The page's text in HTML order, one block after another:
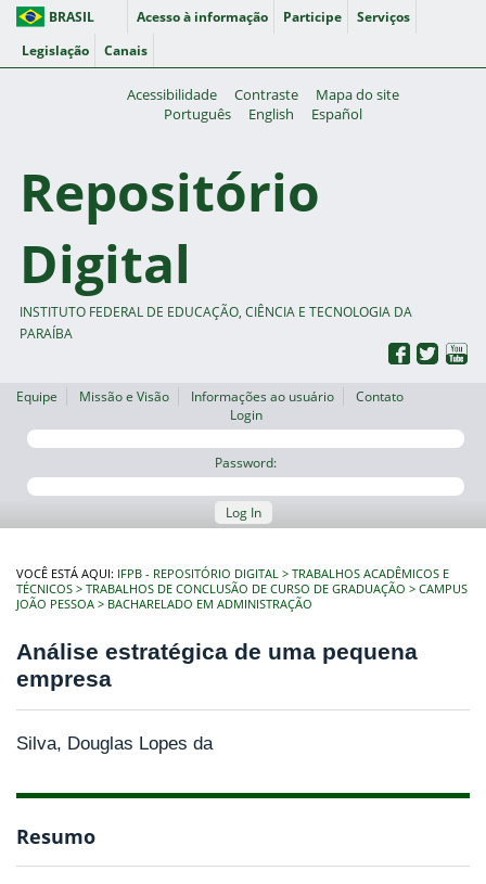
BRASIL Acesso à informação Participe
Serviços
Legislação
Canais
Acessibilidade Contraste
Mapa do site
Português
English Español
Repositório
Digital
INSTITUTO FEDERAL DE EDUCAÇÃO, CIÊNCIA E TECNOLOGIA DA
PARAÍBA
Equipe Missão e Visão Informações ao usuário
Contato
Login
Password:
Log In
VOCÊ ESTÁ AQUI: IFPB - REPOSITÓRIO DIGITAL
TRABALHOS ACADÊMICOS E
TÉCNICOS
TRABALHOS DE CONCLUSÃO DE CURSO DE GRADUAÇÃO
CAMPUS
JOÃO PESSOA
BACHARELADO EM ADMINISTRAÇÃO
Análise estratégica de uma pequena
empresa
Silva, Douglas Lopes da
Resumo